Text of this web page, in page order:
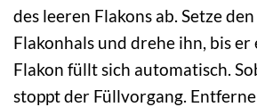
des leeren Flakons ab. Setze
Flakonhals und drehe ihn, bis
Flakon füllt sich automatisch.
stoppt der Füllvorgang.